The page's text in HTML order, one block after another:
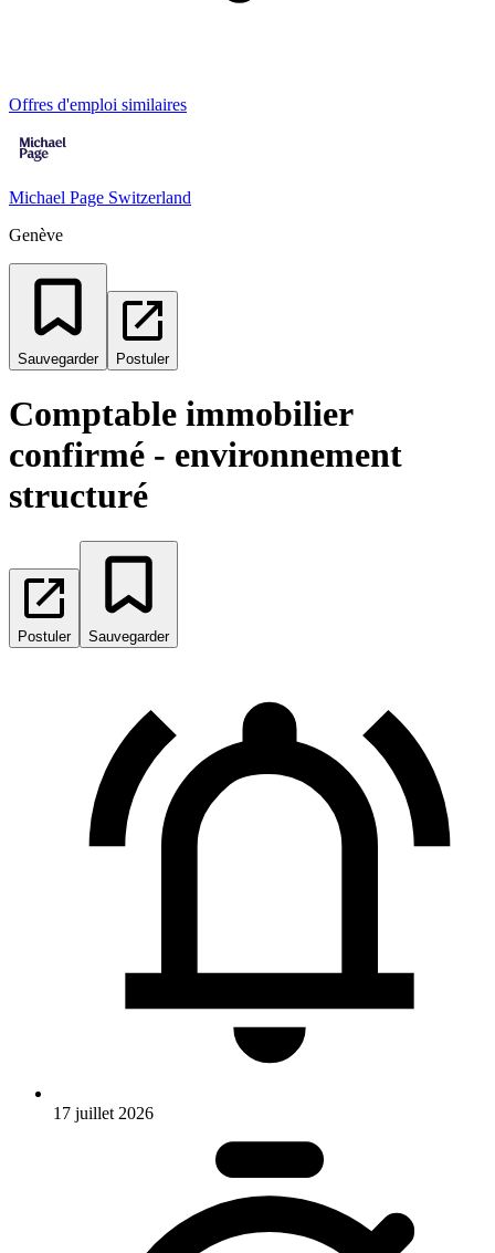
Offres d'emploi similaires
Michael Page Switzerland
Genève
Sauvegarder Postuler
Comptable immobilier
confirmé - environnement
structuré
Postuler Sauvegarder
17 juillet 2026